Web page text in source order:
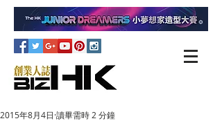
2015年8月4日 讀畢需時 2 分鐘